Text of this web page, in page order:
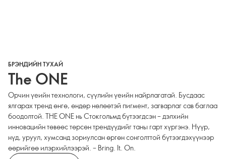
БРЭНДИЙН ТУХАЙ
The ONE
Орчин үеийн технологи, сүүлийн үеийн найрлагатай. Бусдаас
ялгарах тренд өнгө, өндөр нөлөөтэй пигмент, загварлаг сав баглаа
боодолтой. THE ONE нь Стокгольмд бүтээгдсэн – дэлхийн
инновацийн төвөөс төрсөн трендүүдийг таны гарт хүргэнэ. Нүүр,
нүд, уруул, хумсанд зориулсан өргөн сонголттой бүтээгдэхүүнээр
өөрийгөө илэрхийлээрэй. – Bring. It. On.